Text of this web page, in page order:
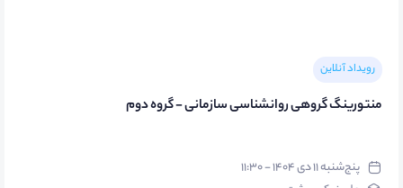
رویداد آنلاین
منتورینگ گروهی روانشناسی سازمانی - گروه دوم
پنج‌شنبه ۱۱ دی ۱۴۰۴ - ۱۱:۳۰